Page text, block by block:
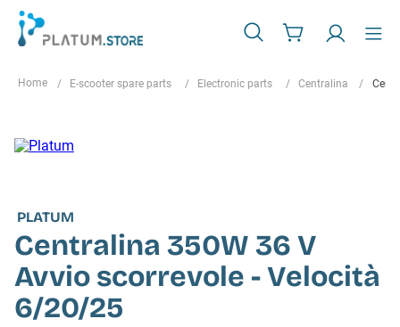
E-scooter spare parts Electronic parts Centralina
PLATUM
Centralina 350W 36 V
Avvio scorrevole - Velocità
6/20/25